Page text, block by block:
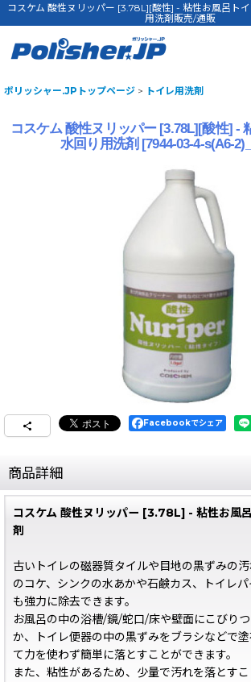
コスケム 酸性ヌリッパー [3.78L][酸性] - 粘性お風呂ト
用洗剤販売/通販
ポリッシャー.JPトップページ > トイレ用洗剤
コスケム 酸性ヌリッパー [3.78L][酸性] -
水回り用洗剤 [7944-03-4-s(A6-
Facebookでシェア
商品詳細
コスケム 酸性ヌリッパー [3.78L] - 粘性お風
剤
古いトイレの磁器質タイルや目地の黒ずみの
のコケ、シンクの水あかや石鹸カス、トイレ
も強力に除去できます。
お風呂の中の浴槽/鏡/蛇口/床や壁面にこびり
か、トイレ便器の中の黒ずみをブラシなどで
て力を使わず簡単に落とすことができます。
また、粘性があるため、少量で汚れを落とす